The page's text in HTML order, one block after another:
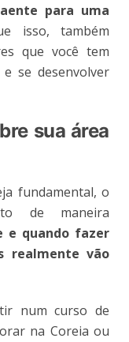
para uma
isso, também
que você tem
se desenvolver
sua área
fundamental, o
de maneira
e quando fazer
realmente vão
num curso de
na Coreia ou